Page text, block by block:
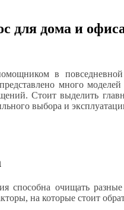
для дома и
в
много
Стоит выделить
выбора и
способна очищать
на которые стоит